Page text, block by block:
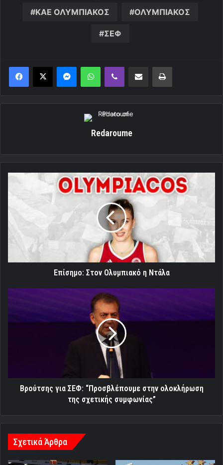
ΚΑΕ ΟΛΥΜΠΙΑΚΟΣ ΟΛΥΜΠΙΑΚΟΣ
ΣΕΦ
MessengerWhatsAppViber Κοινοποίηση μέσω ηλεκτρονικού ταχυδρομείουΕκτύπωση
Redaroume
Ντάλα
Επίσημο: Στον Ολυμπιακό η Ντάλα
“Προσβλέπουμε
συμφωνίας”
Βρούτσης για ΣΕΦ: “Προσβλέπουμε στην ολοκλήρωση
της σχετικής συμφωνίας”
Σχετικά Άρθρα